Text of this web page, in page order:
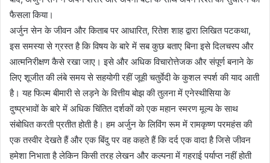
फैसला किया।
अर्जुन सेन के जीवन और किताब पर आधारित, रितेश शाह द्वारा लिखित पटकथा,
इस समस्या से ग्रस्त है कि विषय के बारे में सब कुछ बताए बिना इसे दिलचस्प और
आत्मनिरीक्षण कैसे रखा जाए। इसे और अधिक विचारोत्तेजक और संपूर्ण बनाने के
लिए शूजीत की लंबे समय से सहयोगी रहीं जूही चतुर्वेदी के कुशल स्पर्श की याद आती
है। यह फिल्म बीमारी से लड़ने के वित्तीय बोझ की तुलना में एनेस्थीसिया के
दुष्प्रभावों के बारे में अधिक चिंतित दर्शकों को एक महान स्मरण मूल्य के साथ
संबोधित करती प्रतीत होती है। हम अर्जुन के लिविंग रूम में रामकृष्ण परमहंस की
एक तस्वीर देखते हैं और एक बिंदु पर वह कहते हैं कि दर्द एक वादा है जिसे जीवन
हमेशा निभाता है लेकिन किसी तरह लेखन और कल्पना में गहराई पर्याप्त नहीं होती